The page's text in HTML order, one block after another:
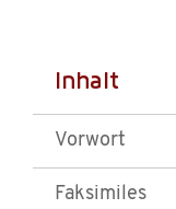
Inhalt
Vorwort
Faksimiles